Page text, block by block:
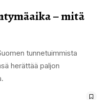
– mitä
tunnetuimmista
herättää paljon